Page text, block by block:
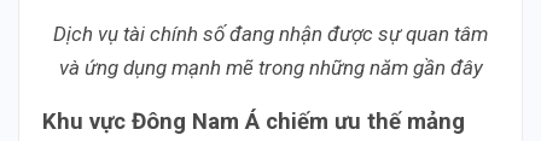
Dịch vụ tài chính số đang nhận được sự quan tâm
và ứng dụng mạnh mẽ trong những năm gần đây
Khu vực Đông Nam Á chiếm ưu thế mảng